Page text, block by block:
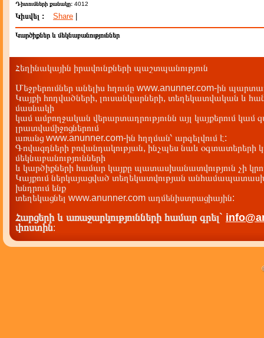
Դիտումների քանակը: 4012
Կիսվել : Share
Կարծիքներ և մեկնաբանություններ
Հեղինակային իրավունքների պաշտպանություն
Մեջբերումներ անելիս հղումը www.anunner.com-ին
Կայքի հոդվածների, լուսանկարների, տեղեկատվական և
մասնակի
կամ ամբողջական վերարտադրությունն այլ կայքերում կամ
լրատվամիջոցներում
առանց www.anunner.com-ին հղղման՝ արգելվում է:
Գովազդների բովանդակության, ինչպես նաև օգտատերերի
մեկնաբանությունների
և կարծիքների համար կայքը պատասխանատվություն չի
Կայքում ներկայացված տեղեկատվության
խնդրում ենք
տեղեկացնել www.anunner.com ադմենիստրացիային:
Հարցերի և առաջարկությունների համար գրել`
փոստին: